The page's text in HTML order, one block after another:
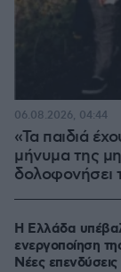
«Τα παιδιά
μήνυμα της
δολοφονήσει
06.08.2026, 04:44
Η Ελλάδα
ενεργοποίηση
Νέες